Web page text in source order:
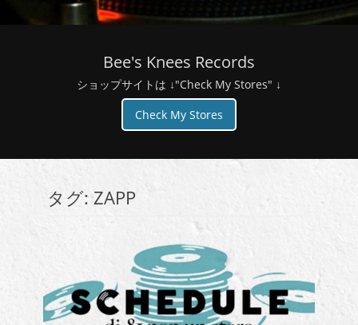
Bee's Knees Records
ショップサイトは ↓"Check My Stores" ↓
Check My Stores
タグ:ZAPP